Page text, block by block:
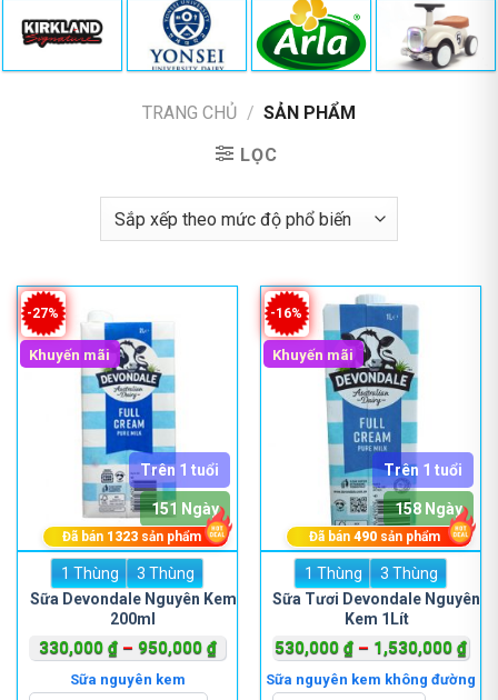
TRANG CHỦ / SẢN PHẨM
LỌC
-27%
Khuyến mãi
1 Thùng
3 Thùng
Sữa Devondale Nguyên Kem
200ml
330,000 ₫ – 950,000 ₫Khoảng
Sữa nguyên kem
Trên 1 tuổi
151 Ngày
Đã bán 1323sản phẩm
Sản
phẩm
này
có
nhiều
biến
-16%
Khuyến mãi
1 Thùng
3 Thùng
Sữa Tươi Devondale Nguyên
Kem 1Lít
530,000 ₫ – 1,530,000 ₫
Sữa nguyên kem không đường
Trên 1 tuổi
158 Ngày
Đã bán490 sản phẩm
Sản
phẩm
này
có
nhiều
biến